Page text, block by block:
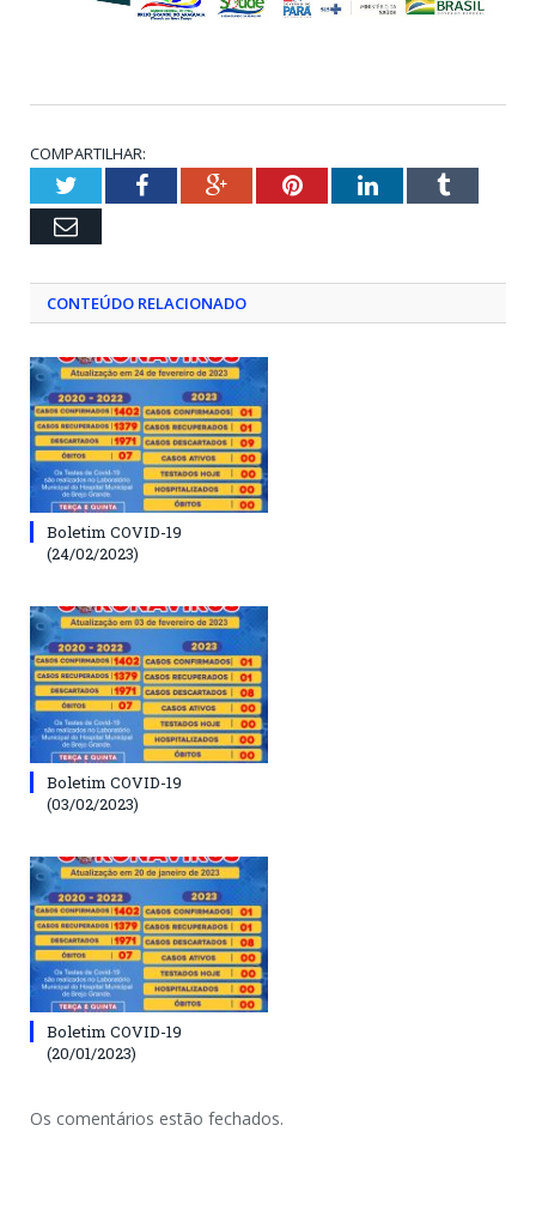
COMPARTILHAR:
TwitterFacebookGoogle+PinterestLinkedInTumblr
Email
CONTEÚDO RELACIONADO
Boletim COVID-19
(24/02/2023)
Boletim COVID-19
(03/02/2023)
Boletim COVID-19
(20/01/2023)
Os comentários estão fechados.